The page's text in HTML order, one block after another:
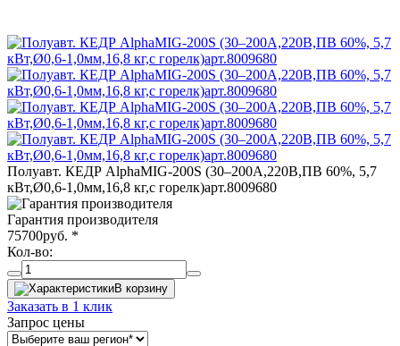
Полуавт. КЕДР AlphaMIG-200S (30–200А,220В,ПВ 60%, 5,7
кВт,Ø0,6-1,0мм,16,8 кг,с горелк)арт.8009680
Гарантия производителя
75700руб. *
Кол-во:
В корзину
Заказать в 1 клик
Запрос цены